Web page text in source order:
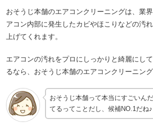
おそうじ本舗のエアコンクリーニングは、業
アコン内部に発生したカビやほこりなどの汚
上げてくれます。
エアコンの汚れをプロにしっかりと綺麗にし
るなら、おそうじ本舗のエアコンクリーニング
おそうじ本舗って本当にすごいん
てるってことだし、候補NO.1だね♪